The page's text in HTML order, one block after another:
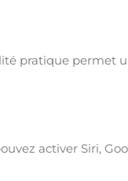
pratique permet
activer Siri,